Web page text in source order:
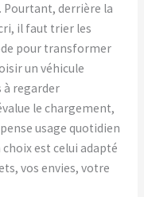
Pourtant, derrière la
il faut trier les
pour transformer
un véhicule
à regarder
le chargement,
usage quotidien
est celui adapté
vos envies, votre